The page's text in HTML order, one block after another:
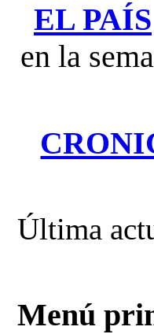
EL PAÍS
en la
Última
Menú